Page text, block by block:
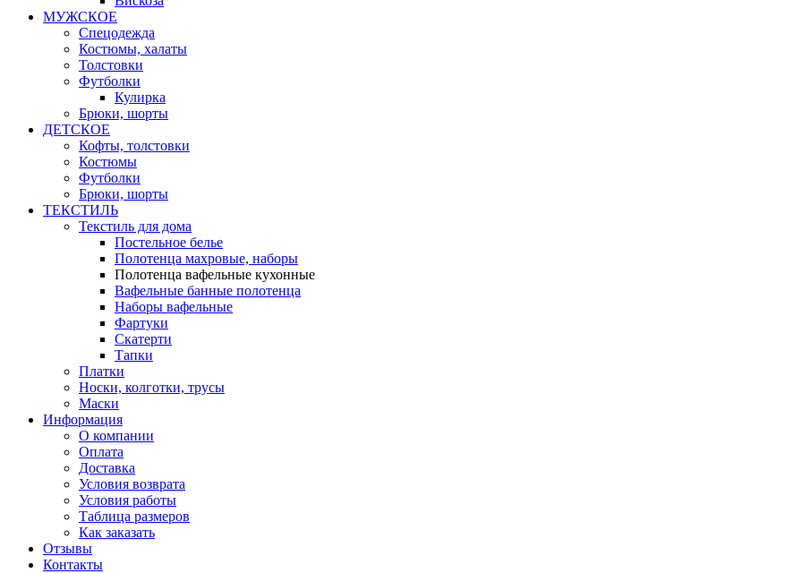
МУЖСКОЕ
Спецодежда
Костюмы, халаты
Толстовки
Футболки
Кулирка
Брюки, шорты
ДЕТСКОЕ
Кофты, толстовки
Костюмы
Футболки
Брюки, шорты
ТЕКСТИЛЬ
Текстиль для дома
Постельное белье
Полотенца махровые, наборы
Полотенца вафельные кухонные
Вафельные банные полотенца
Наборы вафельные
Фартуки
Скатерти
Тапки
Платки
Носки, колготки, трусы
Маски
Информация
О компании
Оплата
Доставка
Условия возврата
Условия работы
Таблица размеров
Как заказать
Отзывы
Контакты